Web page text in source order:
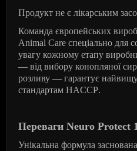
Продукт не є лікарським
Команда європейських
Animal Care спеціально для
увагу кожному етапу
— від вибору конопляної
розливу — гарантує найвищу
стандартам HACCP.
Переваги Neuro Protect
Унікальна формула